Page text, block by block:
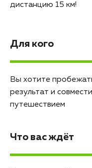
дистанцию 15 км!
Для кого
Вы хотите
результат и
путешествием
Что вас ждёт